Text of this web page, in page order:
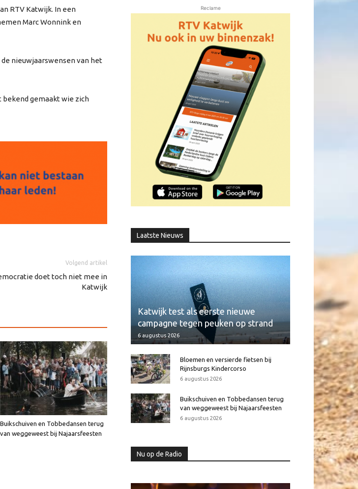
RTV Katwijk. In een
Marc Wonnink en
nieuwjaarswensen van het
gemaakt wie zich
Volgend artikel
doet toch niet mee in
Katwijk
Buikschuiven en Tobbedansen terug
van weggeweest bij Najaarsfeesten
Reclame
Laatste Nieuws
Katwijk test als eerste nieuwe
campagne tegen peuken op strand
6 augustus 2026
Bloemen en versierde fietsen bij
Rijnsburgs Kindercorso
6 augustus 2026
Buikschuiven en Tobbedansen terug
van weggeweest bij Najaarsfeesten
6 augustus 2026
Nu op de Radio